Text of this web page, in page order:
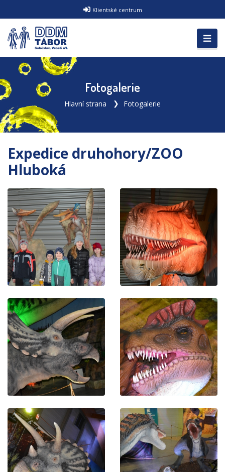
Klientské centrum
Fotogalerie
Hlavní strana Fotogalerie
Expedice druhohory/ZOO
Hluboká